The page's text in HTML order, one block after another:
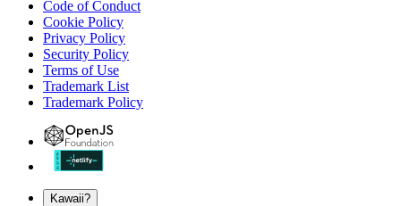
Code of Conduct
Cookie Policy
Privacy Policy
Security Policy
Terms of Use
Trademark List
Trademark Policy
Kawaii?